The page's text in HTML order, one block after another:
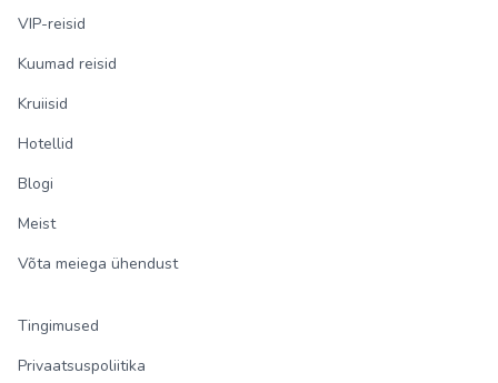
VIP-reisid
Kuumad reisid
Kruiisid
Hotellid
Blogi
Meist
Võta meiega ühendust
Tingimused
Privaatsuspoliitika